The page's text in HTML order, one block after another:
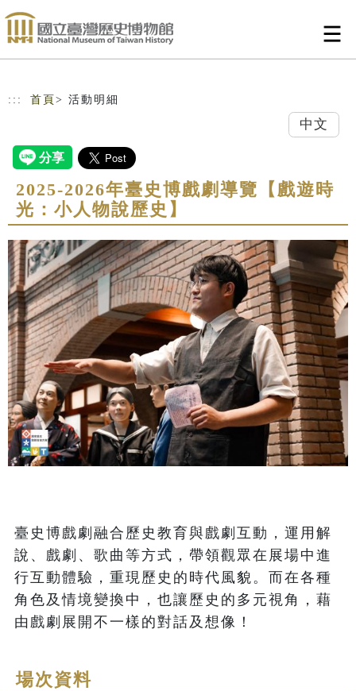
跳到主要內容
網站導覽
::: 首頁 > 活動明細
中文
2025-2026年臺史博戲劇導覽【戲遊時
光：小人物說歷史】
臺史博戲劇融合歷史教育與戲劇互動，運用解
說、戲劇、歌曲等方式，帶領觀眾在展場中進
行互動體驗，重現歷史的時代風貌。而在各種
角色及情境變換中，也讓歷史的多元視角，藉
由戲劇展開不一樣的對話及想像！
場次資料